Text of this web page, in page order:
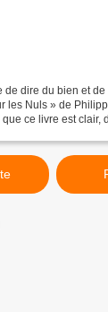
de dire du bien et
les Nuls » de
ce livre est clair,